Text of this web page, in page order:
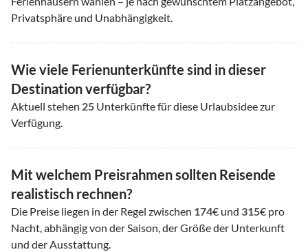
Privatsphäre und Unabhängigkeit.
Wie viele Ferienunterkünfte sind in dieser
Destination verfügbar?
Aktuell stehen 25 Unterkünfte für diese Urlaubsidee zur
Verfügung.
Mit welchem Preisrahmen sollten Reisende
realistisch rechnen?
Die Preise liegen in der Regel zwischen 174€ und 315€ pro
Nacht, abhängig von der Saison, der Größe der Unterkunft
und der Ausstattung.